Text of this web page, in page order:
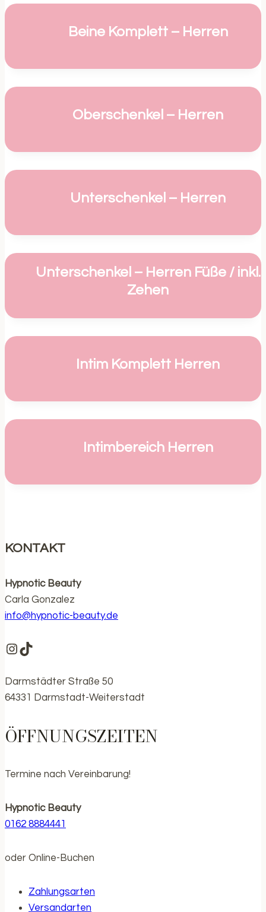
Beine Komplett – Herren
Oberschenkel – Herren
Unterschenkel – Herren
Unterschenkel – Herren Füße / inkl.
Zehen
Intim Komplett Herren
Intimbereich Herren
KONTAKT
Hypnotic Beauty
Carla Gonzalez
info@hypnotic-beauty.de
https://www.instagram.com/
https://www.tiktok.com/
Darmstädter Straße 50
64331 Darmstadt-Weiterstadt
ÖFFNUNGSZEITEN
Termine nach Vereinbarung!
Hypnotic Beauty
0162 8884441
oder Online-Buchen
Zahlungsarten
Versandarten